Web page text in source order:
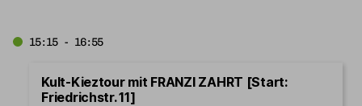
15:15 - 16:55
Kult-Kieztour mit FRANZI ZAHRT [Start:
Friedrichstr. 11]